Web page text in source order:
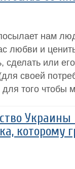
нам
любви и
сделать или
своей
того чтобы
которому